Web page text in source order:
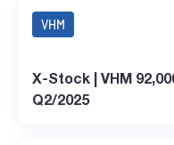
VHM
X-Stock | VHM
Q2/2025